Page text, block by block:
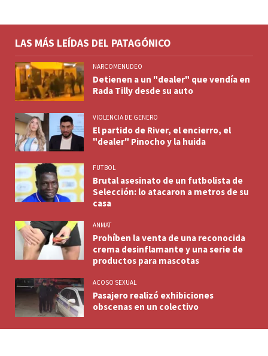
LAS MÁS LEÍDAS DEL PATAGÓNICO
NARCOMENUDEO
Detienen a un "dealer" que vendía en
Rada Tilly desde su auto
VIOLENCIA DE GENERO
El partido de River, el encierro, el
"dealer" Pinocho y la huida
FUTBOL
Brutal asesinato de un futbolista de
Selección: lo atacaron a metros de su
casa
ANMAT
Prohíben la venta de una reconocida
crema desinflamante y una serie de
productos para mascotas
ACOSO SEXUAL
Pasajero realizó exhibiciones
obscenas en un colectivo